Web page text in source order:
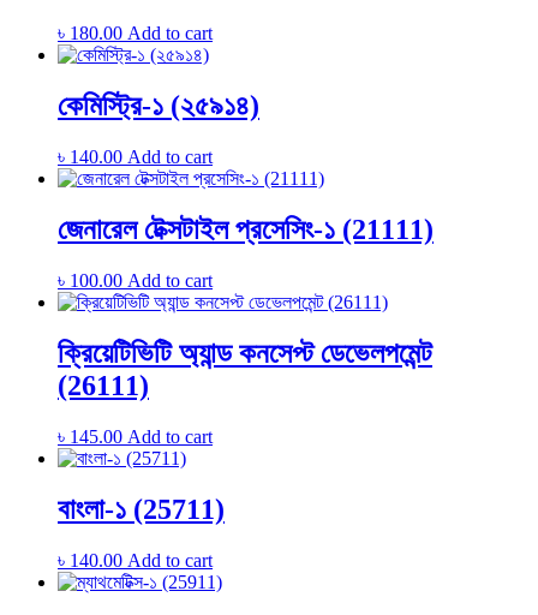
৳ 180.00 Add to cart
কেমিস্ট্রি-১ (২৫৯১৪)
৳ 140.00 Add to cart
জেনারেল টেক্সটাইল প্রসেসিং-১ (21111)
৳ 100.00 Add to cart
ক্রিয়েটিভিটি অ্যান্ড কনসেপ্ট ডেভেলপমেন্ট
(26111)
৳ 145.00 Add to cart
বাংলা-১ (25711)
৳ 140.00 Add to cart